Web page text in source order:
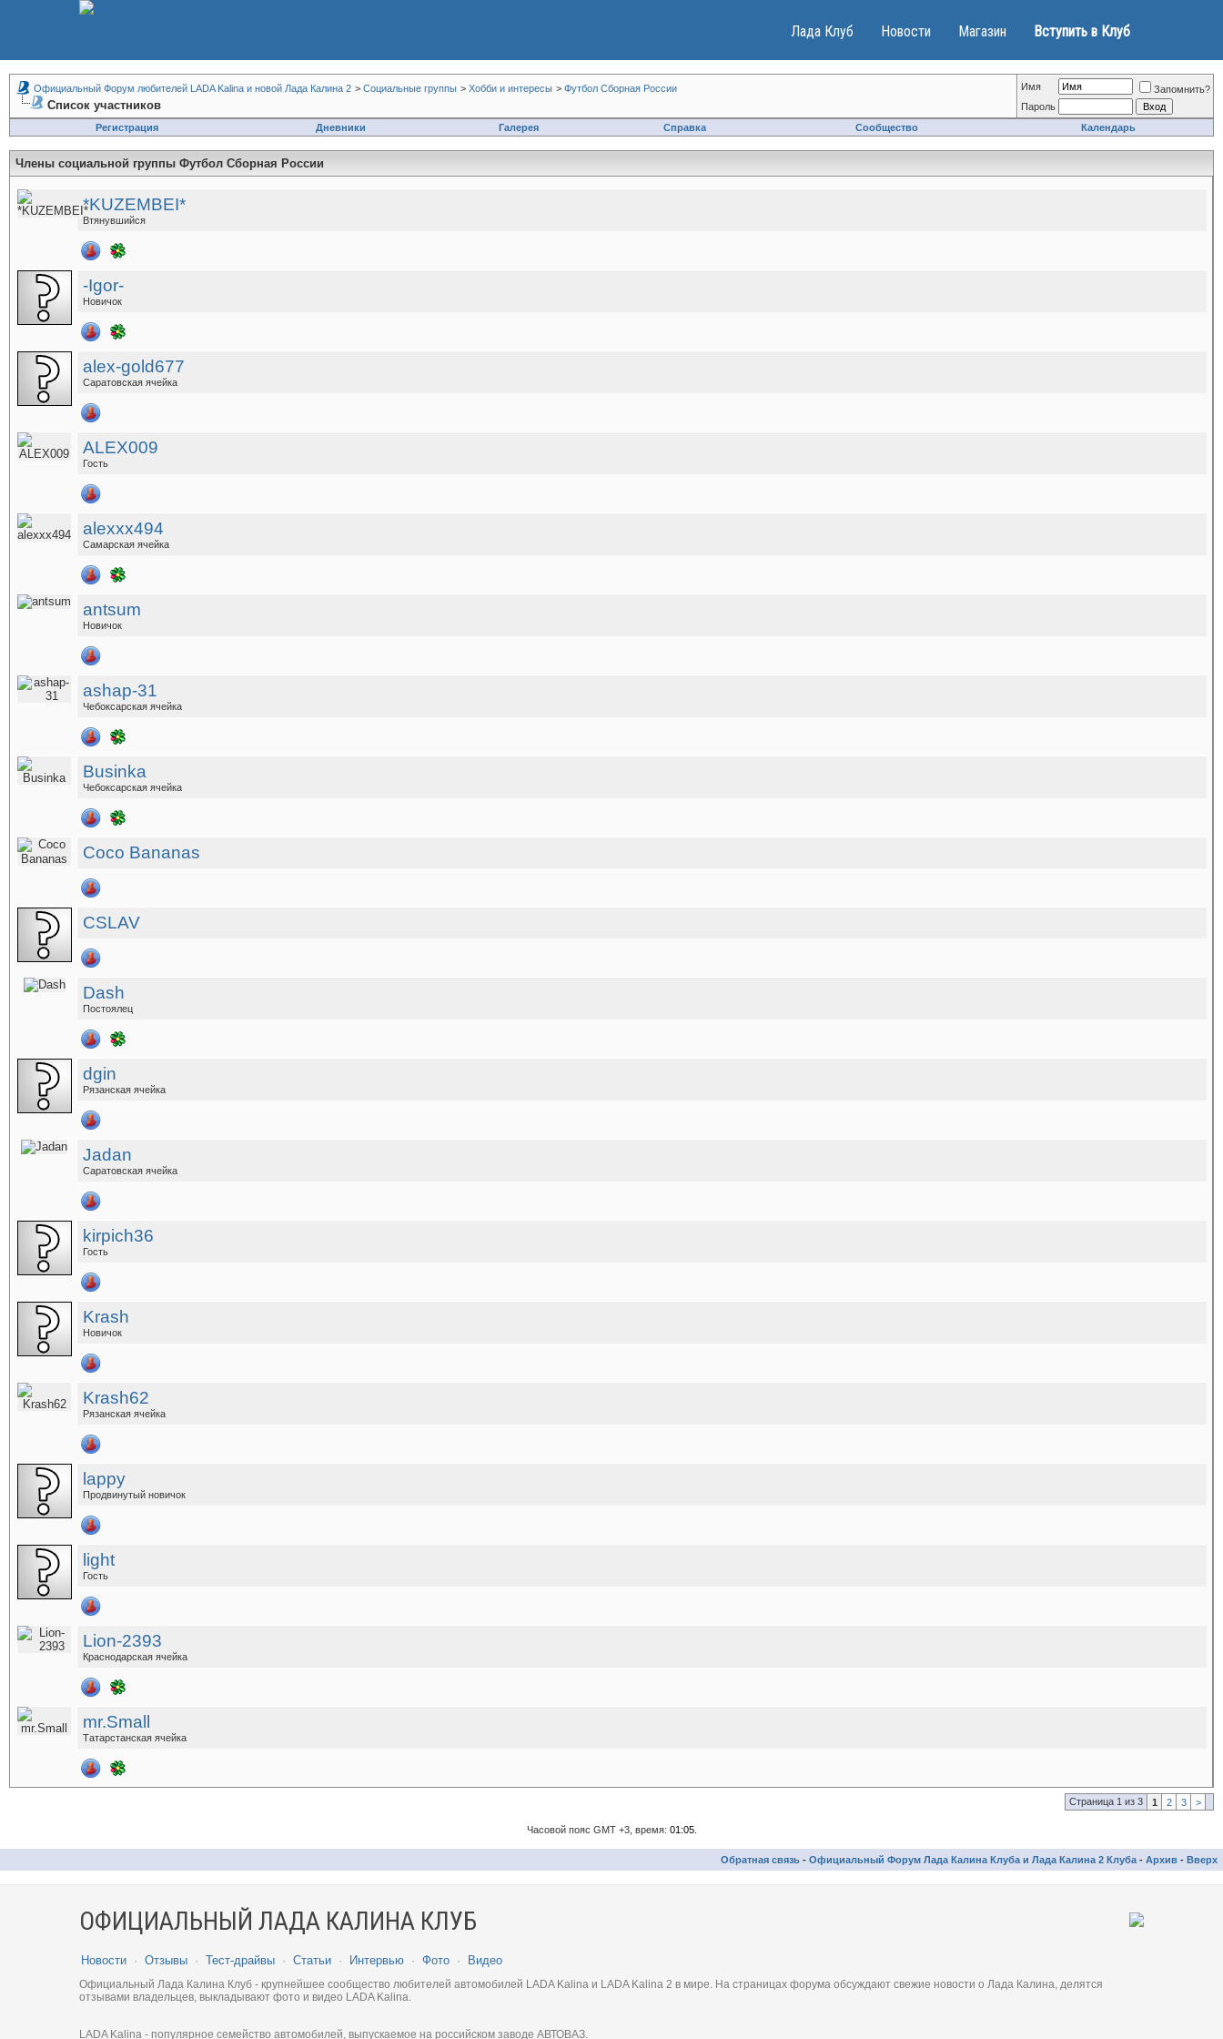
Лада Клуб Новости Магазин Вступить в Клуб
Официальный Форум любителей LADA Kalina и новой Лада Калина 2 > Социальные группы > Хобби и интересы > Футбол Сборная России
Список участников
Имя
Запомнить?
Пароль
Регистрация
Дневники Галерея Справка Сообщество Календарь
Члены социальной группы Футбол Сборная России
*KUZEMBEI*
Втянувшийся
-Igor-
Новичок
alex-gold677
Саратовская ячейка
ALEX009
Гость
alexxx494
Самарская ячейка
antsum
Новичок
ashap-31
Чебоксарская ячейка
Businka
Чебоксарская ячейка
Coco Bananas
CSLAV
Dash
Постоялец
dgin
Рязанская ячейка
Jadan
Саратовская ячейка
kirpich36
Гость
Krash
Новичок
Krash62
Рязанская ячейка
lappy
Продвинутый новичок
light
Гость
Lion-2393
Краснодарская ячейка
mr.Small
Татарстанская ячейка
Страница 1 из 3 1 2 3 >
Часовой пояс GMT +3, время: 01:05.
Обратная связь - Официальный Форум Лада Калина Клуба и Лада Калина 2 Клуба - Архив - Вверх
ОФИЦИАЛЬНЫЙ ЛАДА КАЛИНА КЛУБ
Новости · Отзывы · Тест-драйвы · Статьи · Интервью · Фото · Видео
Официальный Лада Калина Клуб - крупнейшее сообщество любителей автомобилей LADA Kalina и LADA Kalina 2 в мире. На страницах форума обсуждают свежие новости о Лада Калина, делятся
отзывами владельцев, выкладывают фото и видео LADA Kalina.
LADA Kalina - популярное семейство автомобилей, выпускаемое на российском заводе АВТОВАЗ.